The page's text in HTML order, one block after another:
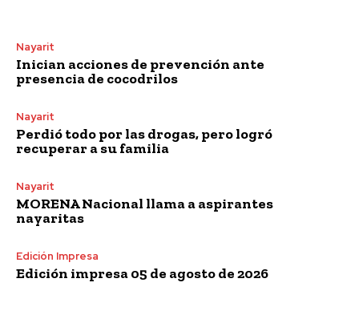
Nayarit
Inician acciones de prevención ante
presencia de cocodrilos
Nayarit
Perdió todo por las drogas, pero logró
recuperar a su familia
Nayarit
MORENA Nacional llama a aspirantes
nayaritas
Edición Impresa
Edición impresa 05 de agosto de 2026